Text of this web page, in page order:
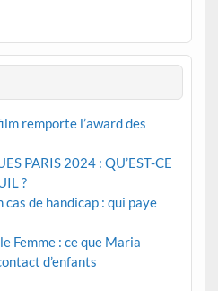
remporte l’award des
PARIS 2024 : QU’EST-CE
?
cas de handicap : qui paye
Femme : ce que Maria
d’enfants